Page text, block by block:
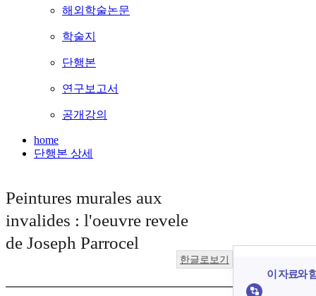
해외학술논문
학술지
단행본
연구보고서
공개강의
home
단행본 상세
Peintures murales aux
invalides : l'oeuvre revele
de Joseph Parrocel
한글로보기
이 자료와